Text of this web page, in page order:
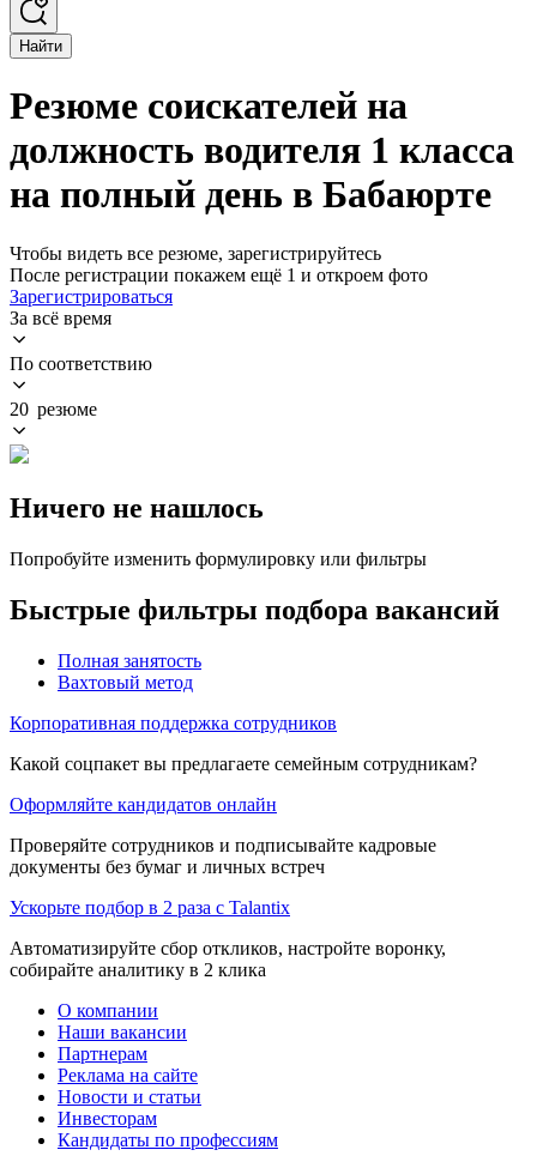
Найти
Резюме соискателей на
должность водителя 1 класса
на полный день в Бабаюрте
Чтобы видеть все резюме, зарегистрируйтесь
После регистрации покажем ещё 1 и откроем фото
Зарегистрироваться
За всё время
По соответствию
20 резюме
Ничего не нашлось
Попробуйте изменить формулировку или фильтры
Быстрые фильтры подбора вакансий
Полная занятость
Вахтовый метод
Корпоративная поддержка сотрудников
Какой соцпакет вы предлагаете семейным сотрудникам?
Оформляйте кандидатов онлайн
Проверяйте сотрудников и подписывайте кадровые
документы без бумаг и личных встреч
Ускорьте подбор в 2 раза с Talantix
Автоматизируйте сбор откликов, настройте воронку,
собирайте аналитику в 2 клика
О компании
Наши вакансии
Партнерам
Реклама на сайте
Новости и статьи
Инвесторам
Кандидаты по профессиям